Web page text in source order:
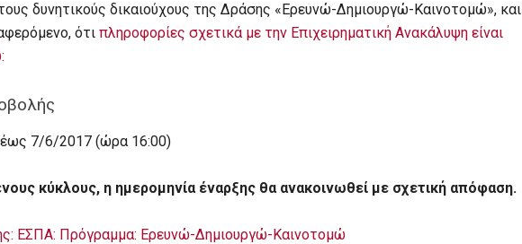
δυνητικούς δικαιούχους της Δράσης «Ερευνώ-Δημιουργώ-Καινοτομώ», και
ότι πληροφορίες σχετικά με την Επιχειρηματική Ανακάλυψη είναι
7/6/2017 (ώρα 16:00)
κύκλους, η ημερομηνία έναρξης θα ανακοινωθεί με σχετική απόφαση.
ΕΣΠΑ: Πρόγραμμα: Ερευνώ-Δημιουργώ-Καινοτομώ